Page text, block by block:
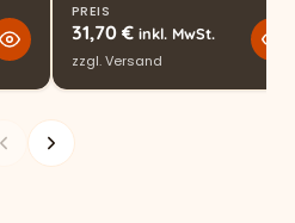
PREIS
31,70 € inkl. MwSt.
zzgl.Versand